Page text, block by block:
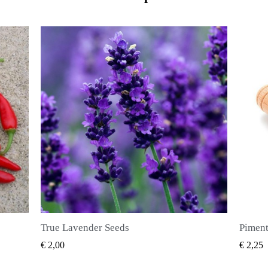
SNEL BEKIJKEN
Piment Zaden (Pimenta dioica)
€ 2,25 € 2,50